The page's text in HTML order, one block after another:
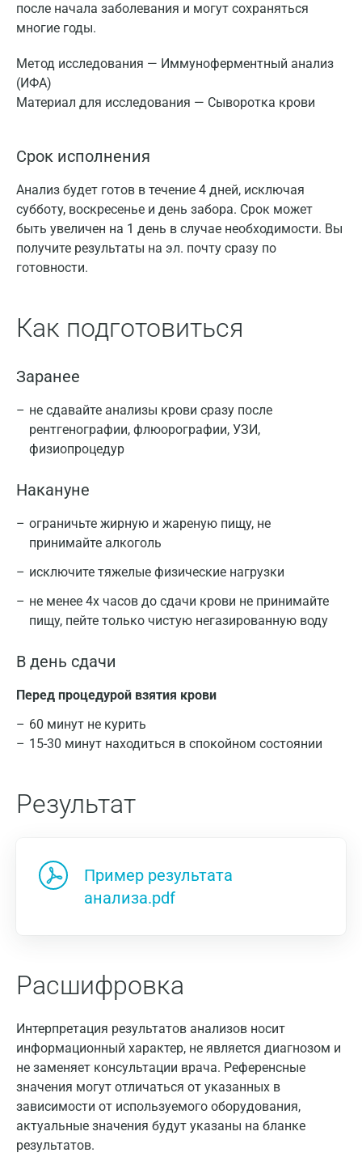
после начала заболевания и могут сохраняться
многие годы.
Метод исследования — Иммуноферментный анализ
(ИФА)
Материал для исследования — Сыворотка крови
Срок исполнения
Анализ будет готов в течение 4 дней, исключая
субботу, воскресенье и день забора. Срок может
быть увеличен на 1 день в случае необходимости. Вы
получите результаты на эл. почту сразу по
готовности.
Как подготовиться
Заранее
не сдавайте анализы крови сразу после
рентгенографии, флюорографии, УЗИ,
физиопроцедур
Накануне
ограничьте жирную и жареную пищу, не
принимайте алкоголь
исключите тяжелые физические нагрузки
не менее 4х часов до сдачи крови не принимайте
пищу, пейте только чистую негазированную воду
В день сдачи
Перед процедурой взятия крови
60 минут не курить
15-30 минут находиться в спокойном состоянии
Результат
Пример результата
анализа.pdf
Расшифровка
Интерпретация результатов анализов носит
информационный характер, не является диагнозом и
не заменяет консультации врача. Референсные
значения могут отличаться от указанных в
зависимости от используемого оборудования,
актуальные значения будут указаны на бланке
результатов.